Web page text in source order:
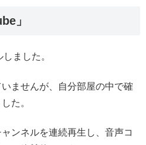
」
ました。
ませんが、自分部屋の中で確
た。
ンネルを連続再生し、音声コ